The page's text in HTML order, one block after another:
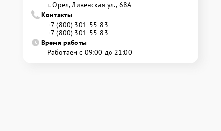
г. Орёл, Ливенская ул., 68А
Контакты
+7 (800) 301-55-83
+7 (800) 301-55-83
Время работы
Работаем с 09:00 до 21:00